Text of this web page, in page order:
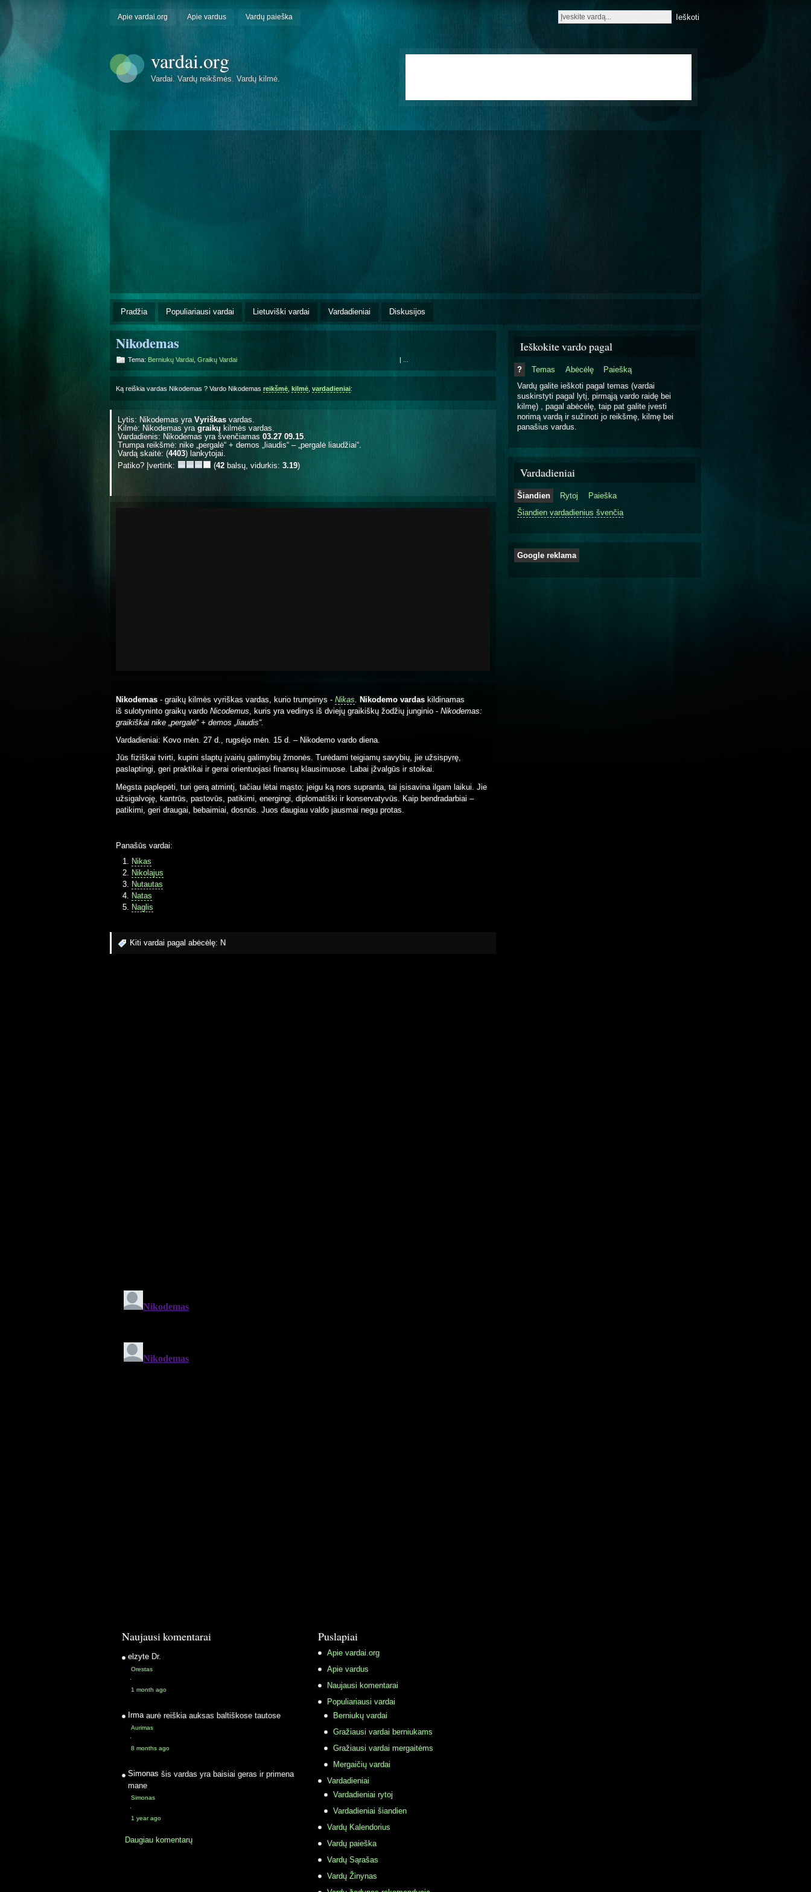
Apie vardai.org Apie vardus Vardų paieška
vardai.org
Vardai. Vardų reikšmės. Vardų kilmė.
Pradžia Populiariausi vardai Lietuviški vardai Vardadieniai Diskusijos
Nikodemas
Tema: Berniukų Vardai Graikų Vardai |
Ką reiškia vardas Nikodemas ? Vardo Nikodemas reikšmė kilmė vardadieniai:
Lytis: Nikodemas yra Vyriškas vardas.
Kilmė: Nikodemas yra graikų kilmės vardas.
Vardadienis: Nikodemas yra švenčiamas 03.27 09.15
Trumpa reikšmė: nike „pergalė“ + demos „liaudis“ – „pergalė liaudžiai“.
Vardą skaitė: (4403) lankytojai.
Patiko? Įvertink:
(42 balsų, vidurkis: 3.19)
Nikodemas - graikų kilmės vyriškas vardas, kurio trumpinys - Nikas Nikodemo vardas kildinamas
iš sulotyninto graikų vardo Nicodemus , kuris yra vedinys iš dviejų graikiškų žodžių junginio - Nikodemas:
graikiškai nike „pergalė“ + demos „liaudis“.
Vardadieniai: Kovo mėn. 27 d., rugsėjo mėn. 15 d. – Nikodemo vardo diena.
Jūs fiziškai tvirti, kupini slaptų įvairių galimybių žmonės. Turėdami teigiamų savybių, jie užsispyrę,
paslaptingi, geri praktikai ir gerai orientuojasi finansų klausimuose. Labai įžvalgūs ir stoikai.
Mėgsta paplepėti, turi gerą atmintį, tačiau lėtai mąsto; jeigu ką nors supranta, tai įsisavina ilgam laikui. Jie
užsigalvoję, kantrūs, pastovūs, patikimi, energingi, diplomatiški ir konservatyvūs. Kaip bendradarbiai –
patikimi, geri draugai, bebaimiai, dosnūs. Juos daugiau valdo jausmai negu protas.
Panašūs vardai:
Nikas
Nikolajus
Nutautas
Natas
Naglis
Kiti vardai pagal abėcėlę: N
Ieškokite vardo pagal
? Temas Abėcėlę
Paiešką
Vardų galite ieškoti pagal temas (vardai
suskirstyti pagal lytį, pirmąją vardo raidę bei
kilmę) , pagal abėcėlę, taip pat galite įvesti
norimą vardą ir sužinoti jo reikšmę, kilmę bei
panašius vardus.
Vardadieniai
Šiandien Rytoj
Paieška
Šiandien vardadienius švenčia
Google reklama
Naujausi komentarai
elzyte Dr.
Orestas
·
1 month ago
Irma aurė reiškia auksas baltiškose tautose
Aurimas
·
8 months ago
Simonas šis vardas yra baisiai geras ir primena
mane
Simonas
·
1 year ago
Daugiau komentarų
Puslapiai
Apie vardai.org
Apie vardus
Naujausi komentarai
Populiariausi vardai
Berniukų vardai
Gražiausi vardai berniukams
Gražiausi vardai mergaitėms
Mergaičių vardai
Vardadieniai
Vardadieniai rytoj
Vardadieniai šiandien
Vardų Kalendorius
Vardų paieška
Vardų Sąrašas
Vardų Žinynas